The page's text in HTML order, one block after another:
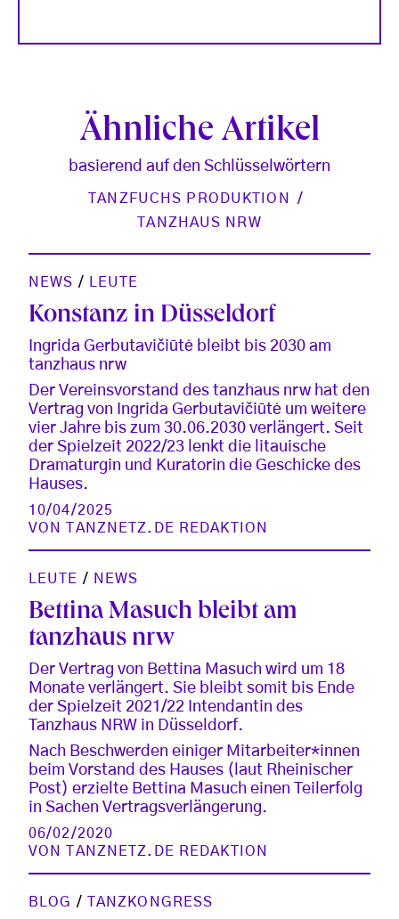
Ähnliche Artikel
basierend auf den Schlüsselwörtern
TANZFUCHS PRODUKTION
TANZHAUS NRW
NEWS / LEUTE
Konstanz in Düsseldorf
Ingrida Gerbutavičiūtė bleibt bis 2030 am
tanzhaus nrw
Der Vereinsvorstand des tanzhaus nrw hat den
Vertrag von Ingrida Gerbutavičiūtė um weitere
vier Jahre bis zum 30.06.2030 verlängert. Seit
der Spielzeit 2022/23 lenkt die litauische
Dramaturgin und Kuratorin die Geschicke des
Hauses.
10/04/2025
VON
TANZNETZ.DE REDAKTION
LEUTE / NEWS
Bettina Masuch bleibt am
tanzhaus nrw
Der Vertrag von Bettina Masuch wird um 18
Monate verlängert. Sie bleibt somit bis Ende
der Spielzeit 2021/22 Intendantin des
Tanzhaus NRW in Düsseldorf.
Nach Beschwerden einiger Mitarbeiter*innen
beim Vorstand des Hauses (laut Rheinischer
Post) erzielte Bettina Masuch einen Teilerfolg
in Sachen Vertragsverlängerung.
06/02/2020
VON
TANZNETZ.DE REDAKTION
BLOG / TANZKONGRESS